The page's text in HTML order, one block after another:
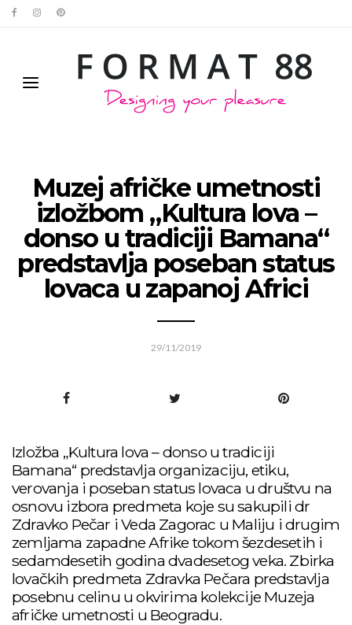
Muzej afričke umetnosti
izložbom „Kultura lova –
donso u tradiciji Bamana“
predstavlja poseban status
lovaca u zapanoj Africi
29/11/2019
Izložba „Kultura lova – donso u tradiciji
Bamana“ predstavlja organizaciju, etiku,
verovanja i poseban status lovaca u društvu na
osnovu izbora predmeta koje su sakupili dr
Zdravko Pečar i Veda Zagorac u Maliju i drugim
zemljama zapadne Afrike tokom šezdesetih i
sedamdesetih godina dvadesetog veka. Zbirka
lovačkih predmeta Zdravka Pečara predstavlja
posebnu celinu u okvirima kolekcije Muzeja
afričke umetnosti u Beogradu.